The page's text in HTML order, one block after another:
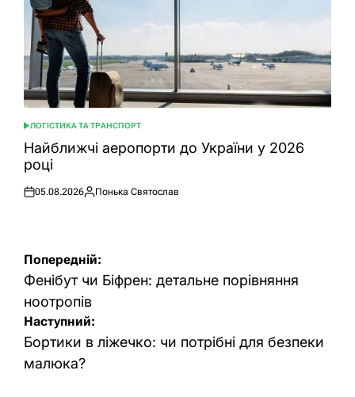
ОПУБЛІКУВАТИ
У
ЛОГІСТИКА ТА ТРАНСПОРТ
Найближчі аеропорти до України у 2026
році
Оприлюднено
05.08.2026
Опубліковано
Понька Святослав
Навігація
записів
Попередній:
Фенібут чи Біфрен: детальне порівняння
ноотропів
Наступний:
Бортики в ліжечко: чи потрібні для безпеки
малюка?